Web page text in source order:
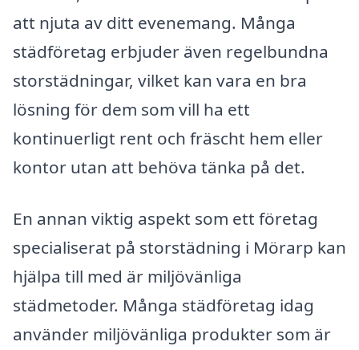
att njuta av ditt evenemang. Många
städföretag erbjuder även regelbundna
storstädningar, vilket kan vara en bra
lösning för dem som vill ha ett
kontinuerligt rent och fräscht hem eller
kontor utan att behöva tänka på det.
En annan viktig aspekt som ett företag
specialiserat på storstädning i Mörarp kan
hjälpa till med är miljövänliga
städmetoder. Många städföretag idag
använder miljövänliga produkter som är